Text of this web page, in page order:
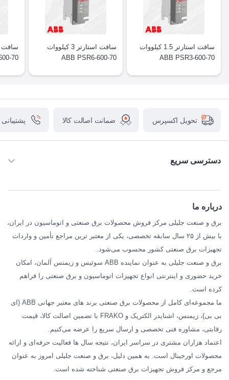
سافت استارتر 1.5 کیلووات
ABB PSR3-600-70
سافت استارتر 3 کیلووات
ABB PSR6-600-70
70
تحویل اکسپرس ضمانت اصالت کالا
دسترسی سریع
SCHNEIDER
فراکو FRAKO
مقالات تخصصی برق صنعتی
درباره ما
برق و صنعت جلیلی مرکز فروش محصولات برق صنعتی و اتوماسیون در ایران،
با بیش از ۲۵ سال سابقه تخصصی، یکی از معتبر ترین مراجع تأمین و واردات
تجهیزات برق صنعتی کشور محسوب می‌شود.
برق و صنعت جلیلی به عنوان نماینده ABB سوئیس و زیمنس آلمان، امکان
خرید حضوری و اینترنتی انواع تجهیزات اتوماسیون و برق صنعتی را فراهم
کرده است.
ما مجموعه‌ای کامل از محصولات برق صنعتی برند های معتبر جهانی ABB (ای
بی بی)، زیمنس، اشنایدر الکتریک و FRAKO با تضمین اصالت کالا، قیمت
رقابتی، مشاوره فنی تخصصی و ارسال سریع را عرضه می‌کنیم.
اعتماد هزاران مشتری در سراسر ایران، نتیجه سال ها فعالیت حرفه‌ای و ارائه
محصولات اورجینال است. به همین دلیل، برق و صنعت جلیلی امروز به عنوان
مرجع و مرکز فروش تجهیزات برق صنعتی شناخته شده است.